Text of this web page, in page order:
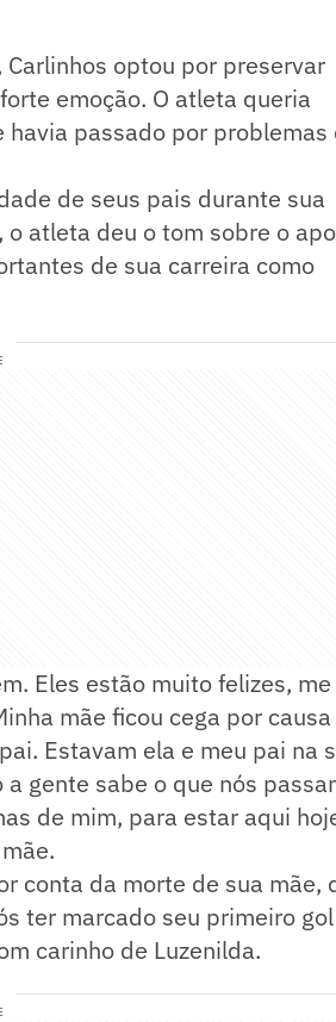
optou por preservar
emoção. O atleta queria
passado por problemas
de seus pais durante sua
atleta deu o tom sobre o
de sua carreira como
Eles estão muito felizes, me
mãe ficou cega por
Estavam ela e meu pai na
gente sabe o que nós
de mim, para estar aqui
conta da morte de sua mãe,
ter marcado seu primeiro
carinho de Luzenilda.